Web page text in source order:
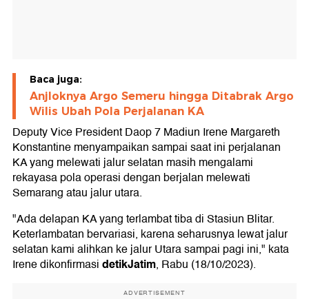
Baca juga:
Anjloknya Argo Semeru hingga Ditabrak Argo
Wilis Ubah Pola Perjalanan KA
Deputy Vice President Daop 7 Madiun Irene Margareth
Konstantine menyampaikan sampai saat ini perjalanan
KA yang melewati jalur selatan masih mengalami
rekayasa pola operasi dengan berjalan melewati
Semarang atau jalur utara.
"Ada delapan KA yang terlambat tiba di Stasiun Blitar.
Keterlambatan bervariasi, karena seharusnya lewat jalur
selatan kami alihkan ke jalur Utara sampai pagi ini," kata
Irene dikonfirmasidetikJatim, Rabu (18/10/2023).
ADVERTISEMENT